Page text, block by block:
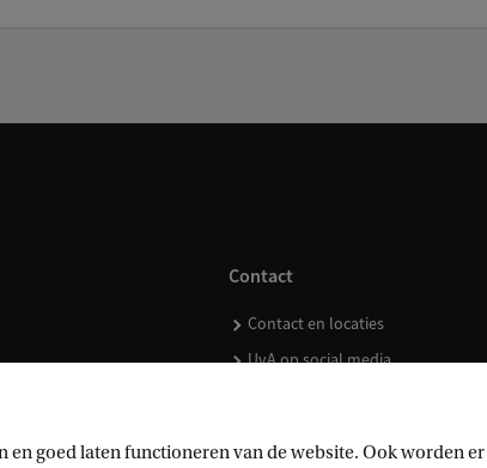
Contact
Contact en locaties
UvA op social media
goed laten functioneren van de website. Ook worden